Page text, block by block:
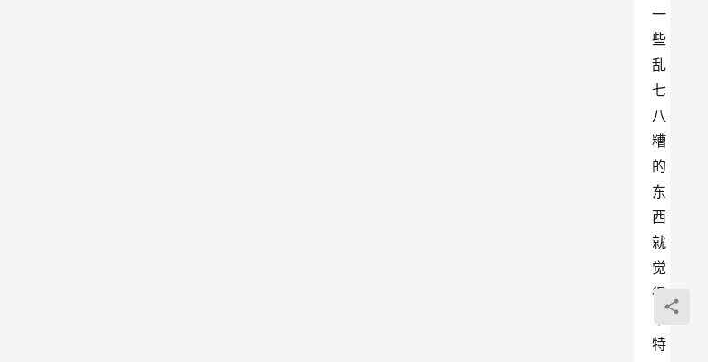
一
些
乱
七
八
糟
的
东
西
就
觉
得
丫
特